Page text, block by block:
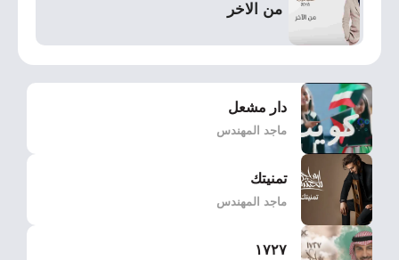
من الاخر
دار مشعل
ماجد المهندس
تمنيتك
ماجد المهندس
١٧٢٧